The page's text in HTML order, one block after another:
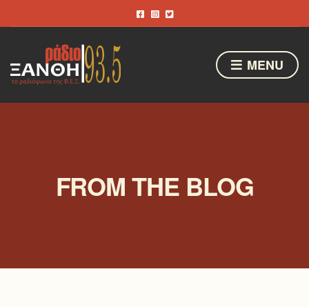
MENU
FROM THE BLOG